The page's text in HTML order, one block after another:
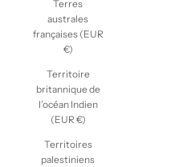
Terres
australes
françaises (EUR
€)
Territoire
britannique de
l’océan Indien
(EUR €)
Territoires
palestiniens